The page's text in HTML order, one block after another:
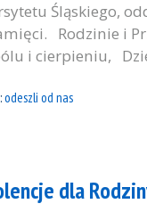
Śląskiego,
Rodzinie i
i cierpieniu,
odeszli od nas
dla